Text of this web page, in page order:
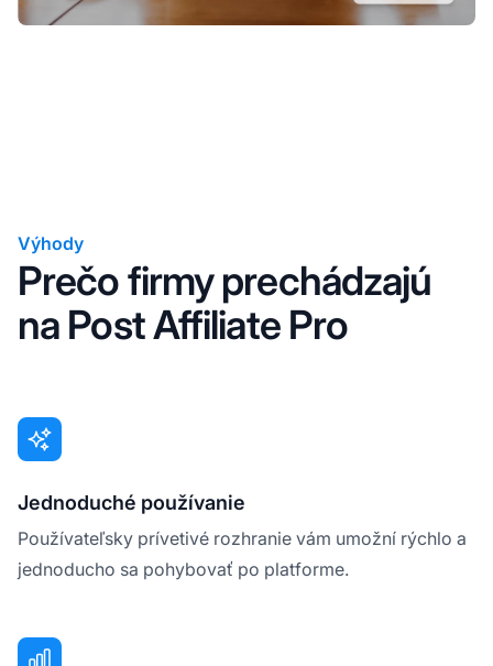
Výhody
Prečo firmy prechádzajú
na Post Affiliate Pro
Jednoduché používanie
Používateľsky prívetivé rozhranie vám umožní rýchlo a
jednoducho sa pohybovať po platforme.